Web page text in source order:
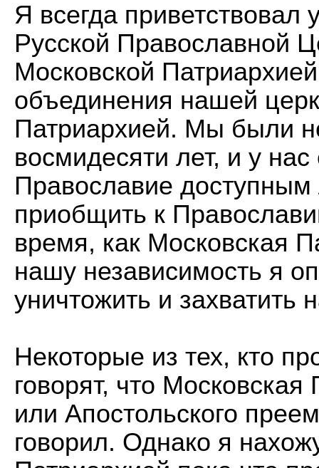
Я всегда
Русской Православной
Московской
объединения нашей
Патриархией. Мы были
восмидесяти лет, и у
Православие
приобщить к
время, как Московская
нашу независимость я
уничтожить и захватить
Некоторые из тех, кто
говорят, что
или Апостольского
говорил. Однако я